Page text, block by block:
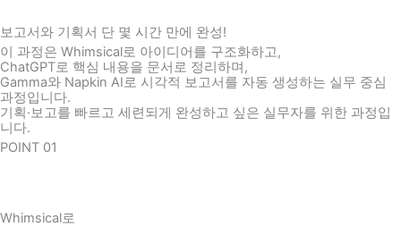
보고서와 기획서 단 몇 시간 만에 완성!
이 과정은 Whimsical로 아이디어를 구조화하고,
ChatGPT로 핵심 내용을 문서로 정리하며,
Gamma와 Napkin AI로 시각적 보고서를 자동 생성하는 실무 중심
과정입니다.
기획·보고를 빠르고 세련되게 완성하고 싶은 실무자를 위한 과정입
니다.
POINT 01
Whimsical로